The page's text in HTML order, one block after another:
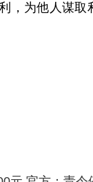
，为他人谋